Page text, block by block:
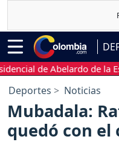
de Abelardo de la
Deportes Noticias
Mubadala:
quedó con